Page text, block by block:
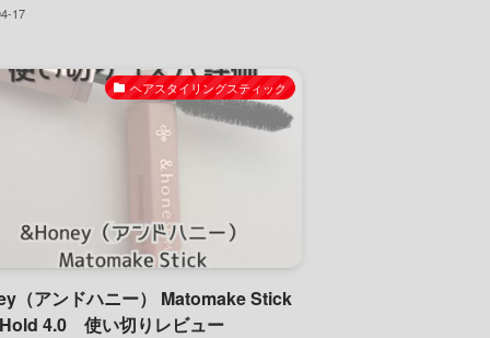
17
ヘアスタイリングスティック
（アンドハニー） Matomake Stick
4.0 使い切りレビュー